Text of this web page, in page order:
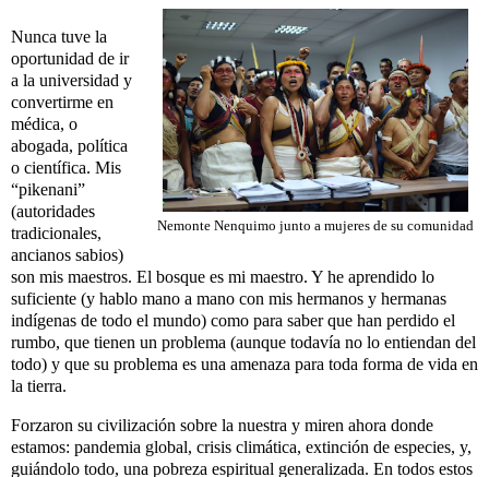
Nemonte Nenquimo junto a mujeres de su comunidad
Nunca tuve la
oportunidad de ir
a la universidad y
convertirme en
médica, o
abogada, política
o científica. Mis
“pikenani”
(autoridades
tradicionales,
ancianos sabios)
son mis maestros. El bosque es mi maestro. Y he aprendido lo
suficiente (y hablo mano a mano con mis hermanos y hermanas
indígenas de todo el mundo) como para saber que han perdido el
rumbo, que tienen un problema (aunque todavía no lo entiendan del
todo) y que su problema es una amenaza para toda forma de vida en
la tierra.
Forzaron su civilización sobre la nuestra y miren ahora donde
estamos: pandemia global, crisis climática, extinción de especies, y,
guiándolo todo, una pobreza espiritual generalizada. En todos estos